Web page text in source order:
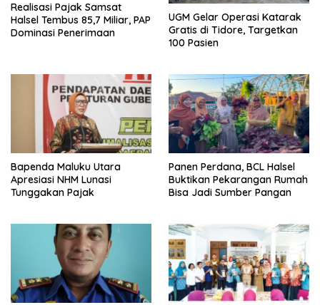
Realisasi Pajak Samsat
Halsel Tembus 85,7 Miliar, PAP
Dominasi Penerimaan
UGM Gelar Operasi Katarak
Gratis di Tidore, Targetkan
100 Pasien
Bapenda Maluku Utara
Apresiasi NHM Lunasi
Tunggakan Pajak
Panen Perdana, BCL Halsel
Buktikan Pekarangan Rumah
Bisa Jadi Sumber Pangan